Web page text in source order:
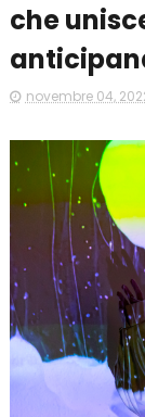
che
novembre 04,